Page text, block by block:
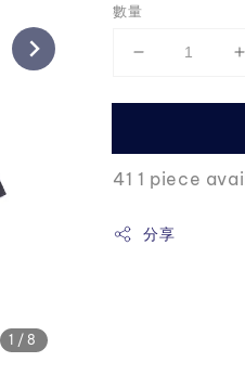
1 /8
數量
41 1 piece
分享